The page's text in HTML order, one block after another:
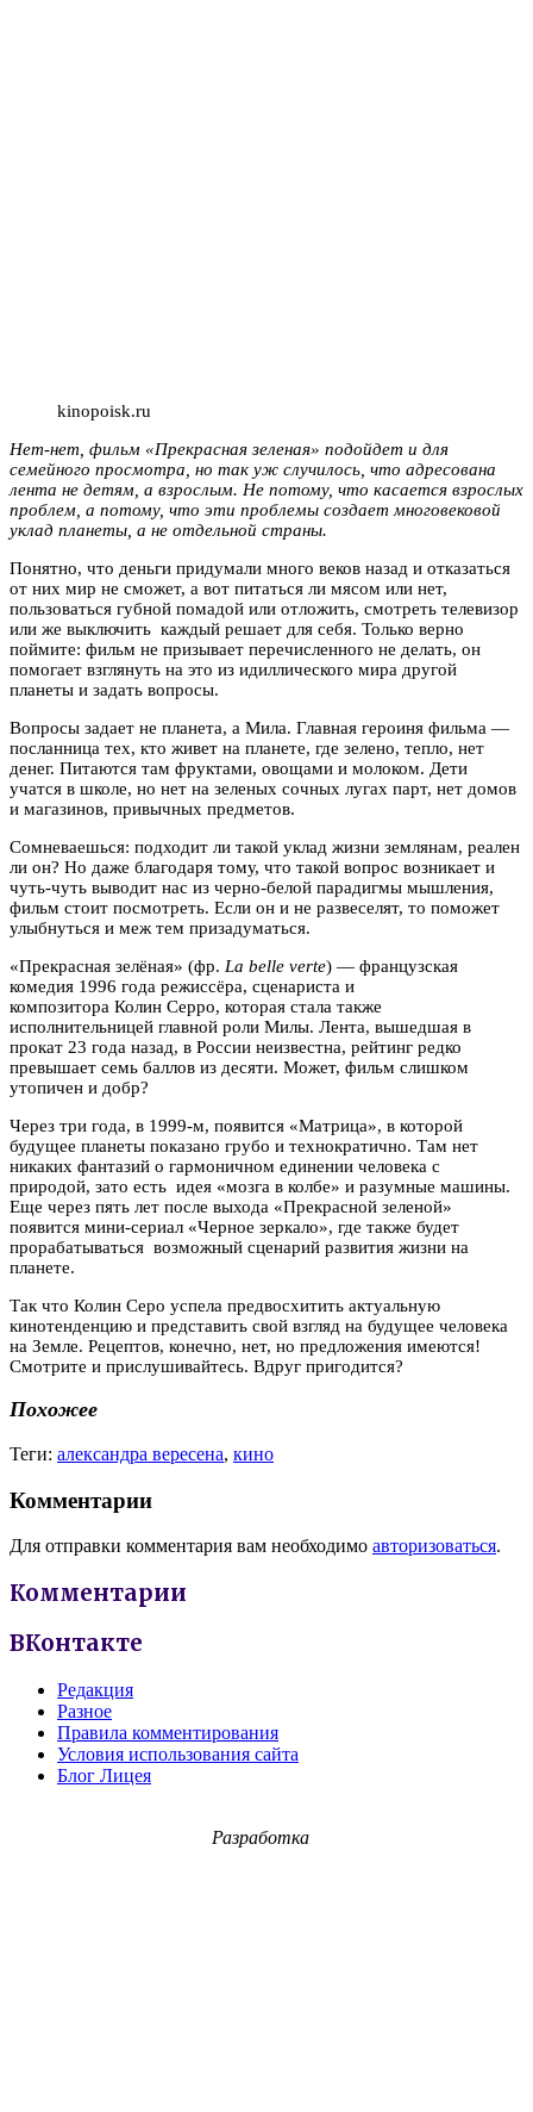
kinopoisk.ru
Нет-нет, фильм «Прекрасная зеленая» подойдет и для
семейного просмотра, но так уж случилось, что адресована
лента не детям, а взрослым. Не потому, что касается взрослых
проблем, а потому, что эти проблемы создает многовековой
уклад планеты, а не отдельной страны.
Понятно, что деньги придумали много веков назад и отказаться
от них мир не сможет, а вот питаться ли мясом или нет,
пользоваться губной помадой или отложить, смотреть телевизор
или же выключить каждый решает для себя. Только верно
поймите: фильм не призывает перечисленного не делать, он
помогает взглянуть на это из идиллического мира другой
планеты и задать вопросы.
Вопросы задает не планета, а Мила. Главная героиня фильма —
посланница тех, кто живет на планете, где зелено, тепло, нет
денег. Питаются там фруктами, овощами и молоком. Дети
учатся в школе, но нет на зеленых сочных лугах парт, нет домов
и магазинов, привычных предметов.
Сомневаешься: подходит ли такой уклад жизни землянам, реален
ли он? Но даже благодаря тому, что такой вопрос возникает и
чуть-чуть выводит нас из черно-белой парадигмы мышления,
фильм стоит посмотреть. Если он и не развеселят, то поможет
улыбнуться и меж тем призадуматься.
«Прекрасная зелёная» (фр. La belle verte) — французская
комедия 1996 года режиссёра, сценариста и
композитора Колин Серро, которая стала также
исполнительницей главной роли Милы. Лента, вышедшая в
прокат 23 года назад, в России неизвестна, рейтинг редко
превышает семь баллов из десяти. Может, фильм слишком
утопичен и добр?
Через три года, в 1999-м, появится «Матрица», в которой
будущее планеты показано грубо и технократично. Там нет
никаких фантазий о гармоничном единении человека с
природой, зато есть идея «мозга в колбе» и разумные машины.
Еще через пять лет после выхода «Прекрасной зеленой»
появится мини-сериал «Черное зеркало», где также будет
прорабатываться возможный сценарий развития жизни на
планете.
Так что Колин Серо успела предвосхитить актуальную
кинотенденцию и представить свой взгляд на будущее человека
на Земле. Рецептов, конечно, нет, но предложения имеются!
Смотрите и прислушивайтесь. Вдруг пригодится?
Похожее
Теги: александра вересена, кино
Комментарии
Для отправки комментария вам необходимо авторизоваться.
Комментарии
ВКонтакте
Редакция
Разное
Правила комментирования
Условия использования сайта
Блог Лицея
Разработка